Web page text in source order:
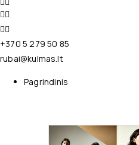
+370 5 279 50 85
rubai@kulmas.lt
Pagrindinis